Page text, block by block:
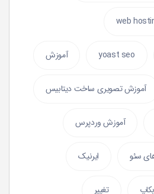
web
yoast seo آموزش
آموزش تصویری ساخت دیتابیس
آموزش وردپرس
سئو ایرنیک
بکاپ تغییر